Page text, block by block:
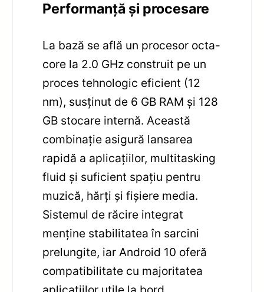
Performanță și procesare
La bază se află un procesor octa-
core la 2.0 GHz construit pe un
proces tehnologic eficient (12
nm), susținut de 6 GB RAM și 128
GB stocare internă. Această
combinație asigură lansarea
rapidă a aplicațiilor, multitasking
fluid și suficient spațiu pentru
muzică, hărți și fișiere media.
Sistemul de răcire integrat
menține stabilitatea în sarcini
prelungite, iar Android 10 oferă
compatibilitate cu majoritatea